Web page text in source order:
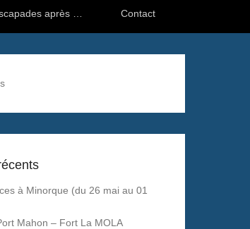
après … Contact
à Minorque (du 26 mai au 01
Mahon – Fort La MOLA